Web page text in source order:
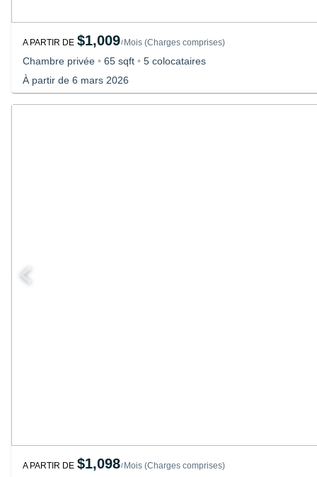
A PARTIR DE $1,009/Mois (Charges comprises)
Chambre privée • 65 sqft • 5 colocataires
À partir de 6 mars 2026
A PARTIR DE $1,098/Mois (Charges comprises)